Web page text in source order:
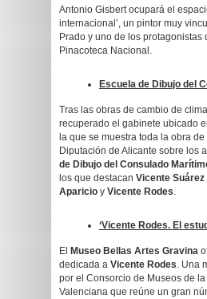
Antonio Gisbert ocupará el
internacional’, un pintor muy
Prado y uno de los
Pinacoteca Nacional.
Escuela de Dibujo del
Tras las obras de cambio de
recuperado el gabinete ubicado
la que se muestra toda la obra
Diputación de Alicante sobre los
de Dibujo del Consulado
los que destacan Vicente Suárez
Aparicio y Vicente Rodes.
‘Vicente Rodes. El
El Museo Bellas Artes Gravina
dedicada a Vicente Rodes. Una
por el Consorcio de Museos de
Valenciana que reúne un gran